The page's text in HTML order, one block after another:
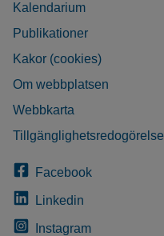
Kalendarium
Publikationer
Kakor (cookies)
Om webbplatsen
Webbkarta
Tillgänglighetsredogörelse
Facebook
Linkedin
Instagram